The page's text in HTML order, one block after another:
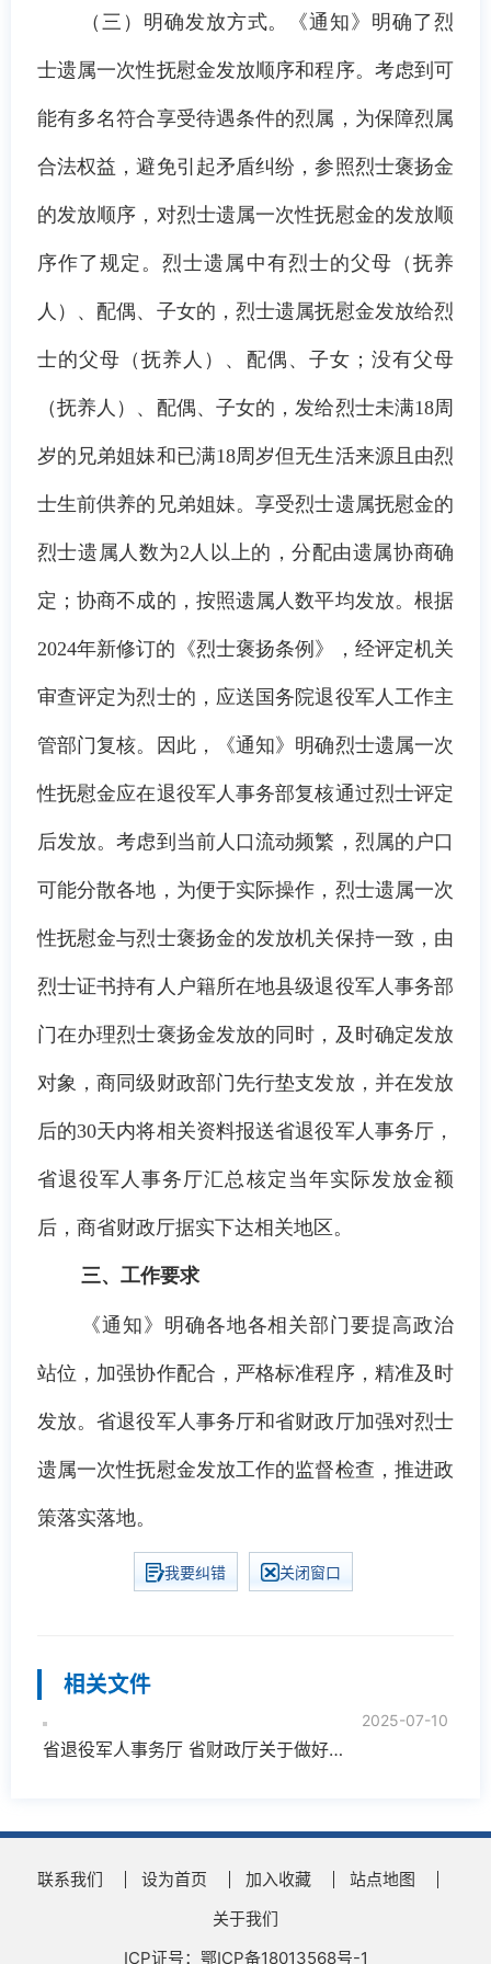
（三）明确发放方式。《通知》明确了烈
士遗属一次性抚慰金发放顺序和程序。考虑到可
能有多名符合享受待遇条件的烈属，为保障烈属
合法权益，避免引起矛盾纠纷，参照烈士褒扬金
的发放顺序，对烈士遗属一次性抚慰金的发放顺
序作了规定。烈士遗属中有烈士的父母（抚养
人）、配偶、子女的，烈士遗属抚慰金发放给烈
士的父母（抚养人）、配偶、子女；没有父母
（抚养人）、配偶、子女的，发给烈士未满18周
岁的兄弟姐妹和已满18周岁但无生活来源且由烈
士生前供养的兄弟姐妹。享受烈士遗属抚慰金的
烈士遗属人数为2人以上的，分配由遗属协商确
定；协商不成的，按照遗属人数平均发放。根据
2024年新修订的《烈士褒扬条例》，经评定机关
审查评定为烈士的，应送国务院退役军人工作主
管部门复核。因此，《通知》明确烈士遗属一次
性抚慰金应在退役军人事务部复核通过烈士评定
后发放。考虑到当前人口流动频繁，烈属的户口
可能分散各地，为便于实际操作，烈士遗属一次
性抚慰金与烈士褒扬金的发放机关保持一致，由
烈士证书持有人户籍所在地县级退役军人事务部
门在办理烈士褒扬金发放的同时，及时确定发放
对象，商同级财政部门先行垫支发放，并在发放
后的30天内将相关资料报送省退役军人事务厅，
省退役军人事务厅汇总核定当年实际发放金额
后，商省财政厅据实下达相关地区。
三、工作要求
《通知》明确各地各相关部门要提高政治
站位，加强协作配合，严格标准程序，精准及时
发放。省退役军人事务厅和省财政厅加强对烈士
遗属一次性抚慰金发放工作的监督检查，推进政
策落实落地。
我要纠错 关闭窗口
相关文件
2025-07-10
省退役军人事务厅 省财政厅关于做好烈士遗属一次性抚慰金发放工作的通知
联系我们 设为首页 加入收藏
站点地图
关于我们
ICP证号：鄂ICP备18013568号-1